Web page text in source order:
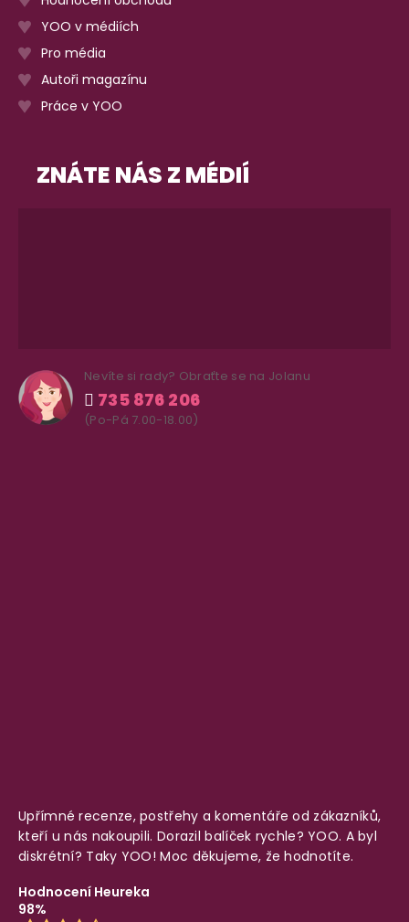
YOO v médiích
Pro média
Autoři magazínu
Práce v YOO
ZNÁTE NÁS Z MÉDIÍ
Nevíte si rady? Obraťte se na Jolanu
735 876 206
(Po-Pá 7.00-18.00)
Upřímné recenze, postřehy a komentáře od zákazníků,
kteří u nás nakoupili. Dorazil balíček rychle? YOO. A byl
diskrétní? Taky YOO! Moc děkujeme, že hodnotíte.
Hodnocení Heureka
98%